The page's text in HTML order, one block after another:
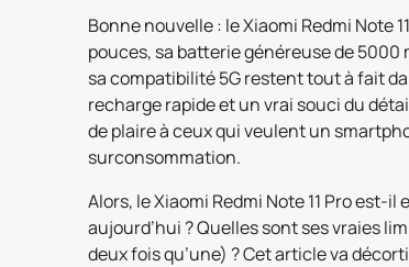
Bonne nouvelle : le Xiaomi Redmi Note
pouces, sa batterie généreuse de 5000
sa compatibilité 5G restent tout à fait
recharge rapide et un vrai souci du
de plaire à ceux qui veulent un
surconsommation.
Alors, le Xiaomi Redmi Note 11 Pro est-
aujourd’hui ? Quelles sont ses vraies
deux fois qu’une) ? Cet article va